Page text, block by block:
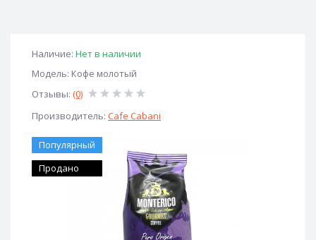
Наличие: Нет в наличии
Модель: Кофе молотый
Отзывы: (0)
Производитель: Cafe Cabani
Популярный
Продано